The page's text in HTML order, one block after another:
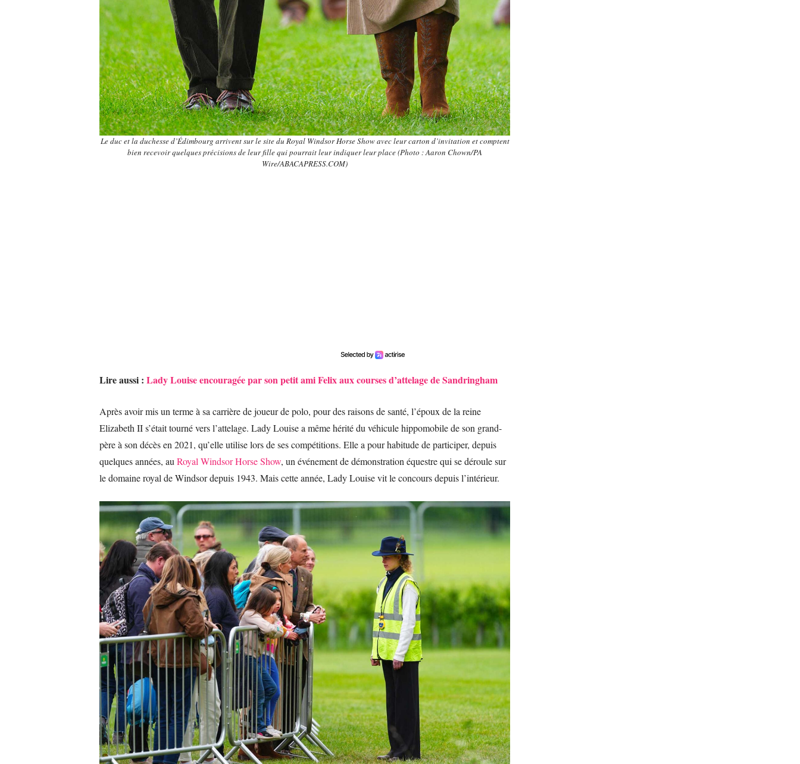
Le duc et la duchesse d’Édimbourg arrivent sur le site du Royal Windsor Horse Show avec leur carton d’invitation et comptent
bien recevoir quelques précisions de leur fille qui pourrait leur indiquer leur place (Photo : Aaron Chown/PA
Wire/ABACAPRESS.COM)
Lire aussi : Lady Louise encouragée par son petit ami Felix aux courses d’attelage de Sandringham
Après avoir mis un terme à sa carrière de joueur de polo, pour des raisons de santé, l’époux de la reine
Elizabeth II s’était tourné vers l’attelage. Lady Louise a même hérité du véhicule hippomobile de son grand-
père à son décès en 2021, qu’elle utilise lors de ses compétitions. Elle a pour habitude de participer, depuis
quelques années, auRoyal Windsor Horse Show, un événement de démonstration équestre qui se déroule sur
le domaine royal de Windsor depuis 1943. Mais cette année, Lady Louise vit le concours depuis l’intérieur.